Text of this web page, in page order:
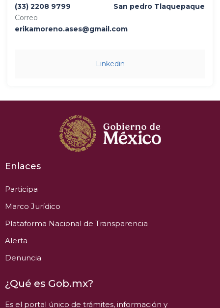
(33) 2208 9799
Correo
erikamoreno.ases@gmail.com
San pedro Tlaquepaque
Linkedin
Enlaces
Participa
Marco Jurídico
Plataforma Nacional de Transparencia
Alerta
Denuncia
¿Qué es Gob.mx?
Es el portal único de trámites, información y